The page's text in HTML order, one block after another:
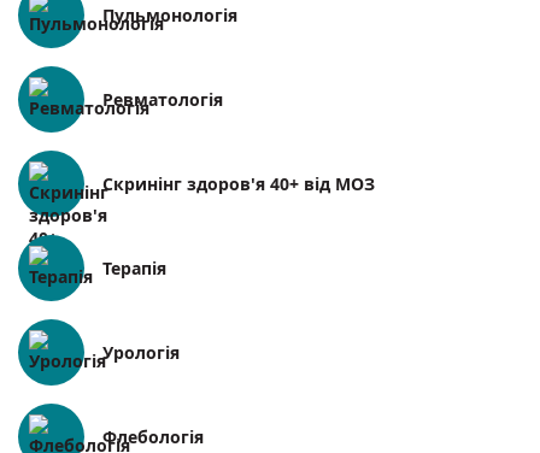
Пульмонологія
Ревматологія
Скринінг здоров'я 40+ від МОЗ
Терапія
Урологія
Флебологія